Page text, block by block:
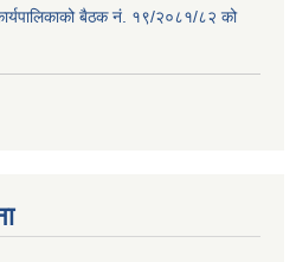
बैठक नं. १९/२०८१/८२ को